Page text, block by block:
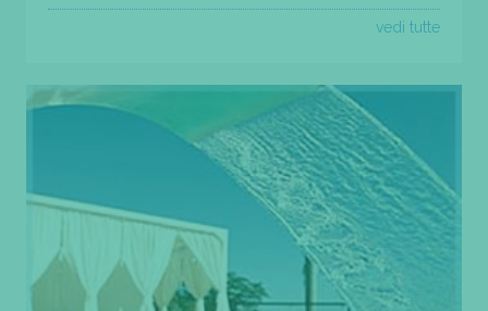
vedi tutte